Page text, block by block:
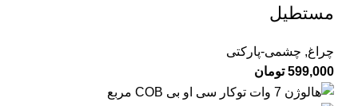
مستطیل
چراغ, چشمی-پارکتی
599,000 تومان